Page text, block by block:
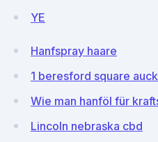
YE
Hanfspray haare
1 beresford square
Wie man hanföl für
Lincoln nebraska cbd